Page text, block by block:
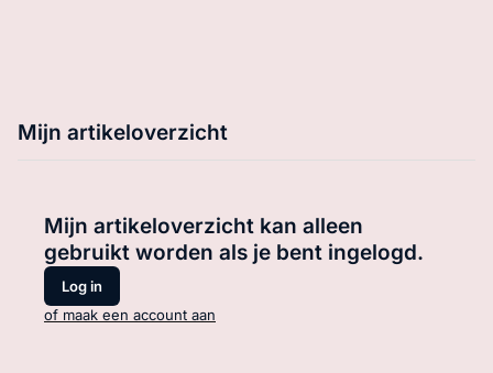
Mijn artikeloverzicht
Mijn artikeloverzicht kan alleen
gebruikt worden als je bent ingelogd.
Log in
of maak een account aan